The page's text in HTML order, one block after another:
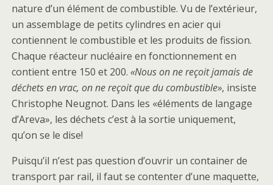
nature d’un élément de combustible. Vu de l’extérieur,
un assemblage de petits cylindres en acier qui
contiennent le combustible et les produits de fission.
Chaque réacteur nucléaire en fonctionnement en
contient entre 150 et 200. «Nous on ne reçoit jamais de
déchets en vrac, on ne reçoit que du combustible», insiste
Christophe Neugnot. Dans les «éléments de langage
d’Areva», les déchets c’est à la sortie uniquement,
qu’on se le dise!
Puisqu’il n’est pas question d’ouvrir un container de
transport par rail, il faut se contenter d’une maquette,